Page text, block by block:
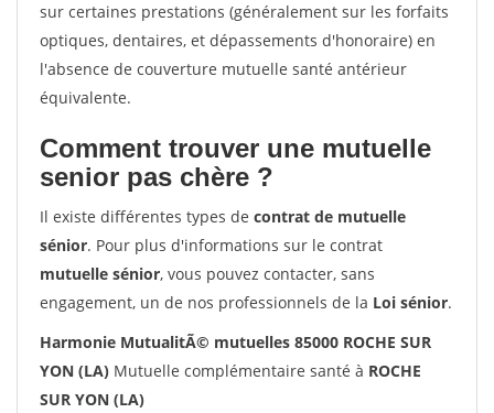
sur certaines prestations (généralement sur les forfaits
optiques, dentaires, et dépassements d'honoraire) en
l'absence de couverture mutuelle santé antérieur
équivalente.
Comment trouver une mutuelle
senior pas chère ?
Il existe différentes types de contrat de mutuelle
sénior. Pour plus d'informations sur le contrat
mutuelle sénior, vous pouvez contacter, sans
engagement, un de nos professionnels de la Loi sénior.
Harmonie MutualitÃ© mutuelles 85000 ROCHE SUR
YON (LA) Mutuelle complémentaire santé à ROCHE
SUR YON (LA)